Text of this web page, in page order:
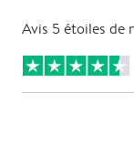
Avis 5 étoiles de